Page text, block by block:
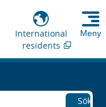
International
residents
Meny
Sök